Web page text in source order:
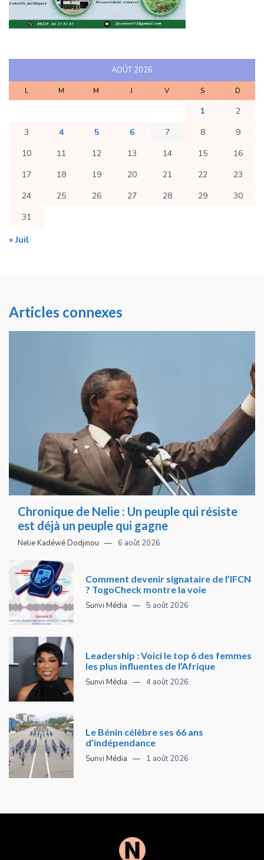
AOÛT 2026
L M M J V S D
1
2
3
4 5 6 7 8
9
10
11 12 13 14 15
16
17
18 19 20 21 22
23
24
25 26 27 28 29
30
31
« Juil
Articles connexes
Chronique de Nelie : Un peuple qui résiste
est déjà un peuple qui gagne
Nelie Kadéwé Dodjinou 6 août 2026
Comment devenir signataire de l’IFCN
? TogoCheck montre la voie
Sunvi Média 5 août 2026
Leadership : Voici le top 6 des femmes
les plus influentes de l’Afrique
Sunvi Média 4 août 2026
Le Bénin célèbre ses 66 ans
d’indépendance
Sunvi Média 1 août 2026